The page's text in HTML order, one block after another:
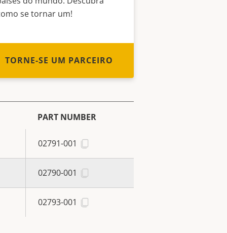
se tornar um!
TORNE-SE UM PARCEIRO
PART NUMBER
02791-001
02790-001
02793-001